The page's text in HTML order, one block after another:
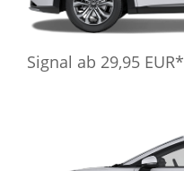
Signal ab 29,95 EUR*